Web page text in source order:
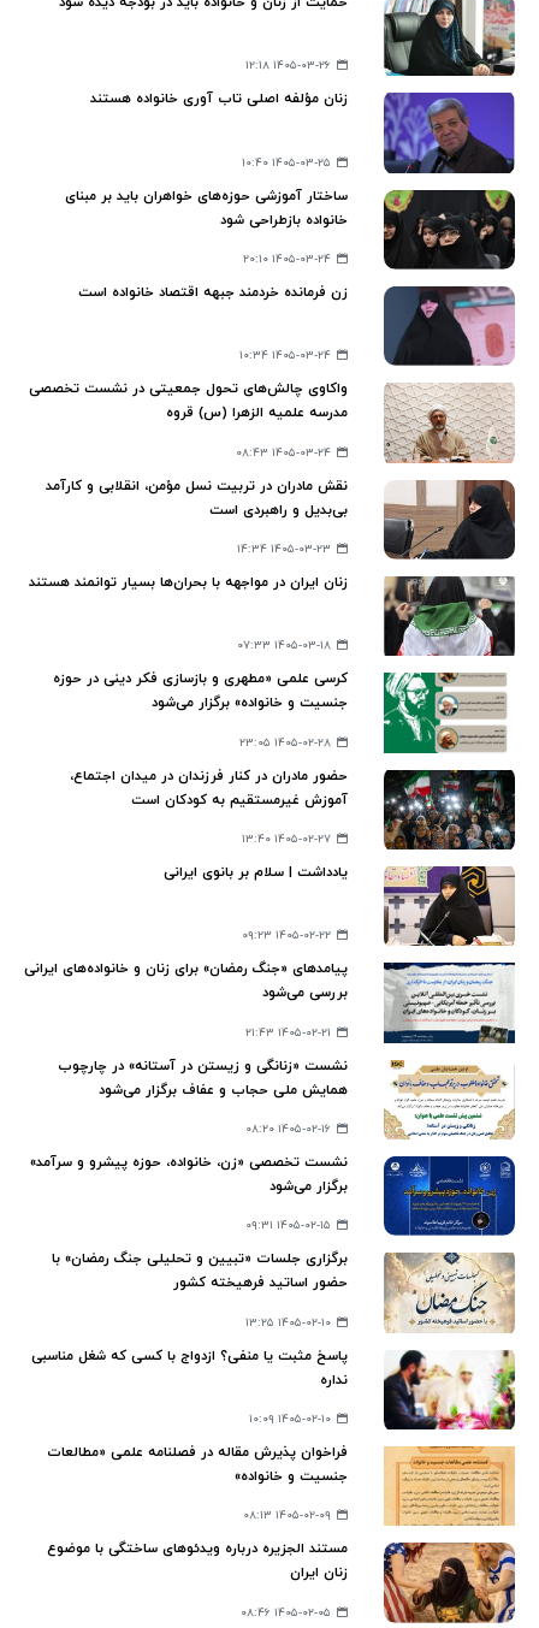
۱۴۰۵-۰۳-۲۶ ۱۲:۱۸
زنان مؤلفه اصلی تاب آوری خانواده‌ هستند
۱۴۰۵-۰۳-۲۵ ۱۰:۴۰
ساختار آموزشی حوزه‌های خواهران باید بر مبنای
خانواده بازطراحی شود
۱۴۰۵-۰۳-۲۴ ۲۰:۱۰
زن فرمانده خردمند جبهه اقتصاد خانواده است
۱۴۰۵-۰۳-۲۴ ۱۰:۳۴
واکاوی چالش‌های تحول جمعیتی در نشست تخصصی
مدرسه علمیه الزهرا (س) قروه
۱۴۰۵-۰۳-۲۴ ۰۸:۴۳
نقش مادران در تربیت نسل مؤمن، انقلابی و کارآمد
بی‌بدیل و راهبردی است
۱۴۰۵-۰۳-۲۳ ۱۴:۳۴
زنان ایران در مواجهه با بحران‌ها بسیار توانمند هستند
۱۴۰۵-۰۳-۱۸ ۰۷:۳۳
کرسی علمی «مطهری و بازسازی فکر دینی در حوزه
جنسیت و خانواده» برگزار می‌شود
۱۴۰۵-۰۲-۲۸ ۲۳:۰۵
حضور مادران در کنار فرزندان در میدان اجتماع،
آموزش غیرمستقیم به کودکان است
۱۴۰۵-۰۲-۲۷ ۱۳:۴۰
یادداشت | سلام بر بانوی ایرانی
۱۴۰۵-۰۲-۲۲ ۰۹:۲۳
پیامدهای «جنگ رمضان» برای زنان و خانواده‌های ایرانی
بررسی می‌شود
۱۴۰۵-۰۲-۲۱ ۲۱:۴۳
نشست «زنانگی و زیستن در آستانه» در چارچوب
همایش ملی حجاب و عفاف برگزار می‌شود
۱۴۰۵-۰۲-۱۶ ۰۸:۲۰
نشست تخصصی «زن، خانواده، حوزه پیشرو و سرآمد»
برگزار می‌شود
۱۴۰۵-۰۲-۱۵ ۰۹:۳۱
برگزاری جلسات «تبیین و تحلیلی جنگ رمضان» با
حضور اساتید فرهیخته کشور
۱۴۰۵-۰۲-۱۰ ۱۳:۲۵
پاسخ مثبت یا منفی؟ ازدواج با کسی که شغل مناسبی
نداره
۱۴۰۵-۰۲-۱۰ ۱۰:۰۹
فراخوان پذیرش مقاله در فصلنامه علمی «مطالعات
جنسیت و خانواده»
۱۴۰۵-۰۲-۰۹ ۰۸:۱۳
مستند الجزیره درباره ویدئوهای ساختگی با موضوع
زنان ایران
۱۴۰۵-۰۲-۰۵ ۰۸:۴۶